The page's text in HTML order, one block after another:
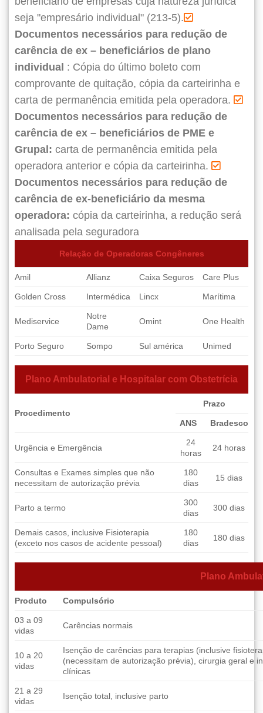
seja "empresário individual" (213-5).
Documentos necessários para redução de
carência de ex – beneficiários de plano
individual : Cópia do último boleto com
comprovante de quitação, cópia da carteirinha e
carta de permanência emitida pela operadora.
Documentos necessários para redução de
carência de ex – beneficiários de PME e
Grupal: carta de permanência emitida pela
operadora anterior e cópia da carteirinha.
Documentos necessários para redução de
carência de ex-beneficiário da mesma
operadora: cópia da carteirinha, a redução será
analisada pela seguradora
Relação de Operadoras Congêneres
Amil Allianz Caixa Seguros Care Plus
Golden Cross Intermédica Lincx Marítima
Mediservice
Notre
Dame
Omint One Health
Porto Seguro Sompo Sul américa Unimed
Plano Ambulatorial e Hospitalar com Obstetrícia
Procedimento
Prazo
ANS Bradesco
Urgência e Emergência
24
horas
24 horas
Consultas e Exames simples que não
necessitam de autorização prévia
180
dias
15 dias
Parto a termo
300
dias
300 dias
Demais casos, inclusive Fisioterapia
(exceto nos casos de acidente pessoal)
180
dias
180 dias
Plano
Produto Compulsório
03 a 09
vidas
Carências normais
10 a 20
vidas
Isenção de carências para terapias (inclusive
(necessitam de autorização prévia), cirurgia geral e
clínicas
21 a 29
vidas
Isenção total, inclusive parto